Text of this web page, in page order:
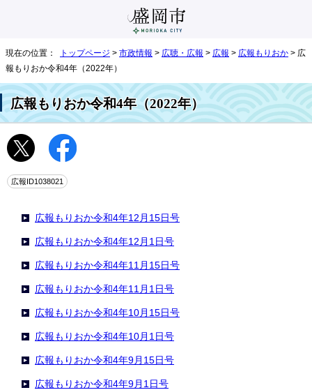
現在の位置： トップページ > 市政情報 > 広聴・広報 > 広報 > 広報もりおか > 広
報もりおか令和4年（2022年）
広報もりおか令和4年（2022年）
広報ID1038021
広報もりおか令和4年12月15日号
広報もりおか令和4年12月1日号
広報もりおか令和4年11月15日号
広報もりおか令和4年11月1日号
広報もりおか令和4年10月15日号
広報もりおか令和4年10月1日号
広報もりおか令和4年9月15日号
広報もりおか令和4年9月1日号